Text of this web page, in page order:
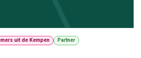
uit de Kempen
Partner